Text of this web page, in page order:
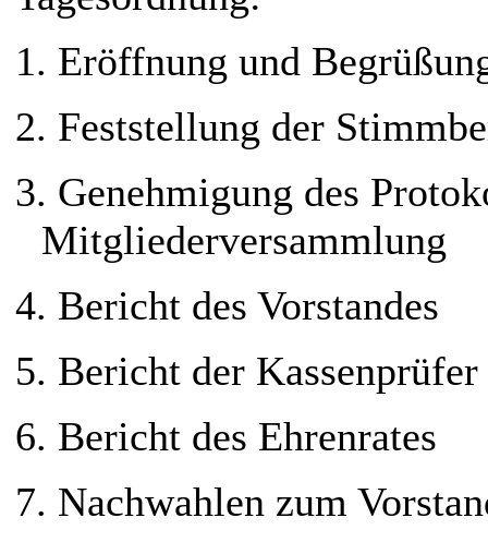
1. Eröffnung und
2. Feststellung der
3. Genehmigung des
Mitgliederversammlung
4. Bericht des Vorstandes
5. Bericht der Kassenprüfer
6. Bericht des Ehrenrates
7. Nachwahlen zum